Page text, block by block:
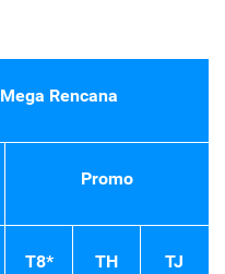
Mega Rencana
Promo
T8*
TH
TJ